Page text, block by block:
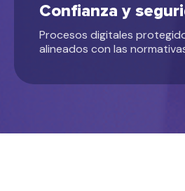
Confianza y
Procesos digitales
alineados con las